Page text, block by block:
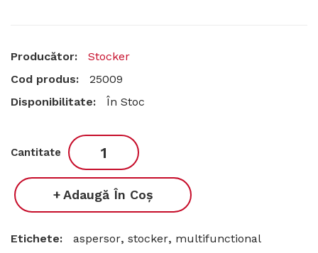
Producător:
Stocker
Cod produs:
25009
Disponibilitate:
În Stoc
Cantitate
Adaugă În Coş
Etichete: aspersor, stocker, multifunctional